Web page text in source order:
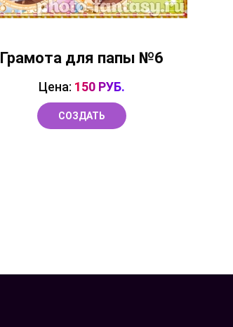
Грамота для папы №6
Цена: 150 РУБ.
СОЗДАТЬ